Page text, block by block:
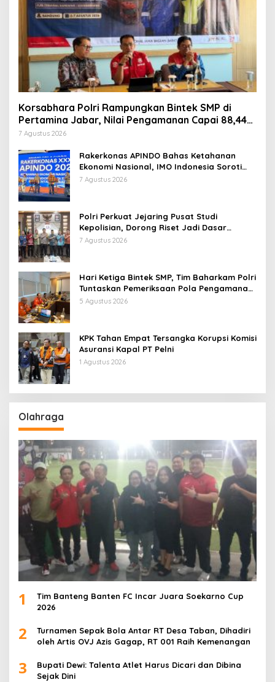
Korsabhara Polri Rampungkan Bintek SMP di
Pertamina Jabar, Nilai Pengamanan Capai 88,44
Persen
7 Agustus 2026
Rakerkonas APINDO Bahas Ketahanan
Ekonomi Nasional, IMO Indonesia Soroti
Pentingnya Kolaborasi Lintas Sektor
7 Agustus 2026
Polri Perkuat Jejaring Pusat Studi
Kepolisian, Dorong Riset Jadi Dasar
Kebijakan dan Inovasi
7 Agustus 2026
Hari Ketiga Bintek SMP, Tim Baharkam Polri
Tuntaskan Pemeriksaan Pola Pengamanan
Pertamina Patra Niaga Jabar
5 Agustus 2026
KPK Tahan Empat Tersangka Korupsi Komisi
Asuransi Kapal PT Pelni
1 Agustus 2026
Olahraga
1
Tim Banteng Banten FC Incar Juara Soekarno Cup
2026
2
Turnamen Sepak Bola Antar RT Desa Taban, Dihadiri
oleh Artis OVJ Azis Gagap, RT 001 Raih Kemenangan
3
Bupati Dewi: Talenta Atlet Harus Dicari dan Dibina
Sejak Dini